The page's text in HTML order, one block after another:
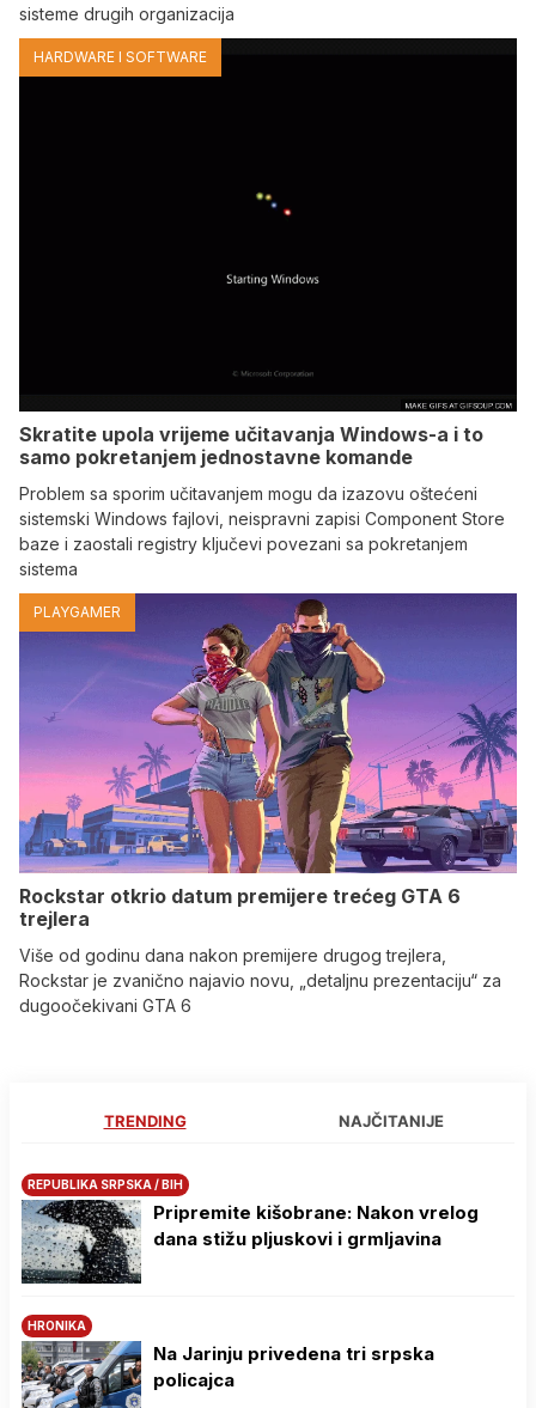
sisteme drugih organizacija
HARDWARE I SOFTWARE
Skratite upola vrijeme učitavanja Windows-a i to
samo pokretanjem jednostavne komande
Problem sa sporim učitavanjem mogu da izazovu oštećeni
sistemski Windows fajlovi, neispravni zapisi Component Store
baze i zaostali registry ključevi povezani sa pokretanjem
sistema
PLAYGAMER
Rockstar otkrio datum premijere trećeg GTA 6
trejlera
Više od godinu dana nakon premijere drugog trejlera,
Rockstar je zvanično najavio novu, „detaljnu prezentaciju“ za
dugoočekivani GTA 6
TRENDING NAJČITANIJE
REPUBLIKA SRPSKA / BIH
Pripremite kišobrane: Nakon vrelog
dana stižu pljuskovi i grmljavina
HRONIKA
Na Јarinju privedena tri srpska
policajca